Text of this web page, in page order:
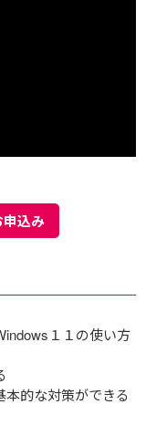
込み
１１の使い方
的な対策ができる